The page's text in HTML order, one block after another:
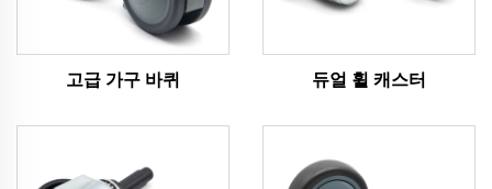
고급 가구 바퀴 듀얼 휠 캐스터